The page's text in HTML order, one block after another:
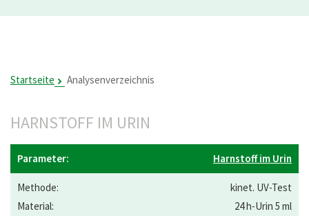
Startseite Analysenverzeichnis
HARNSTOFF IM URIN
Harnstoff im Urin
kinet. UV-Test
24 h-Urin 5 ml